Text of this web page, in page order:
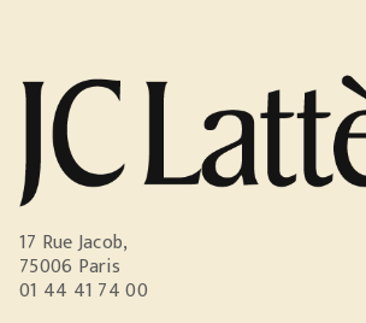
17 Rue Jacob,
75006 Paris
01 44 41 74 00